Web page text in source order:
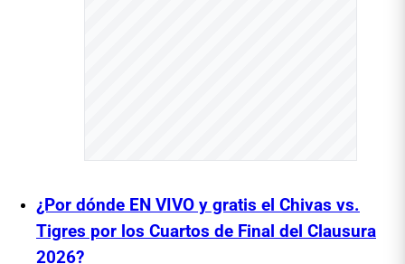
¿Por dónde EN VIVO y gratis el Chivas vs.
Tigres por los Cuartos de Final del Clausura
2026?